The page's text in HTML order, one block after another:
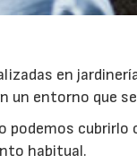
en
un entorno que
podemos
habitual.